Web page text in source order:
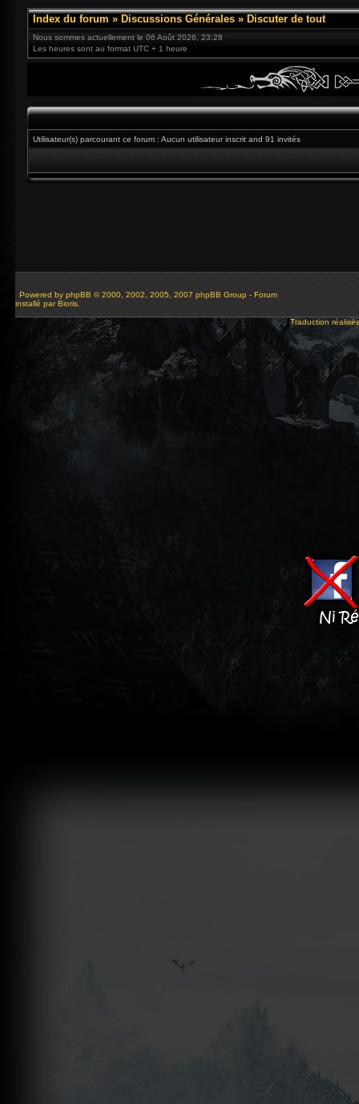
Index du forum » Discussions Générales » Discuter de tout
Nous sommes actuellement le 06 Août 2026, 23:28
Les heures sont au format UTC + 1 heure
Utilisateur(s) parcourant ce forum : Aucun utilisateur inscrit and 91 invités
Powered by phpBB © 2000, 2002, 2005, 2007 phpBB Group - Forum
installé par Bioris.
Traduction